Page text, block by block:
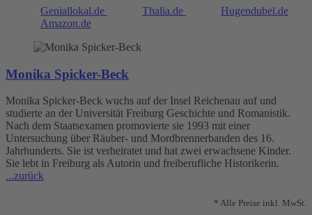
Geniallokal.de Thalia.de
Hugendubel.de
Amazon.de
Monika Spicker-Beck
Monika Spicker-Beck wuchs auf der Insel Reichenau auf und
studierte an der Universität Freiburg Geschichte und Romanistik.
Nach dem Staatsexamen promovierte sie 1993 mit einer
Untersuchung über Räuber- und Mordbrennerbanden des 16.
Jahrhunderts. Sie ist verheiratet und hat zwei erwachsene Kinder.
Sie lebt in Freiburg als Autorin und freiberufliche Historikerin.
...zurück
* Alle Preise inkl. MwSt.